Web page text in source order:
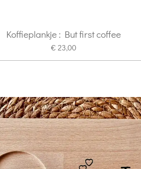
Koffieplankje : But first coffee
€ 23,00